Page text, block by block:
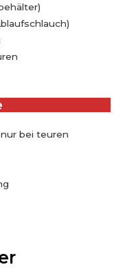
bei teuren